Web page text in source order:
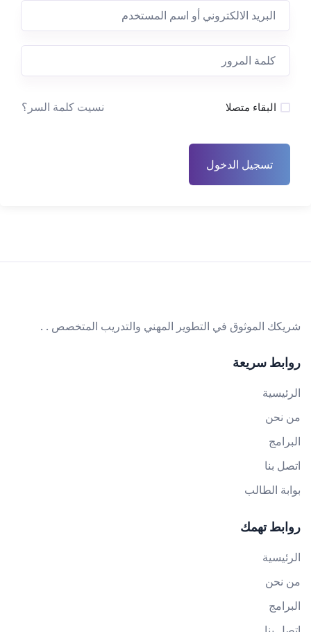
البقاء متصلا نسيت كلمة السر؟
تسجيل الدخول
شريكك الموثوق في التطوير المهني والتدريب المتخصص . .
روابط سريعة
الرئيسية
من نحن
البرامج
اتصل بنا
بوابة الطالب
روابط تهمك
الرئيسية
من نحن
البرامج